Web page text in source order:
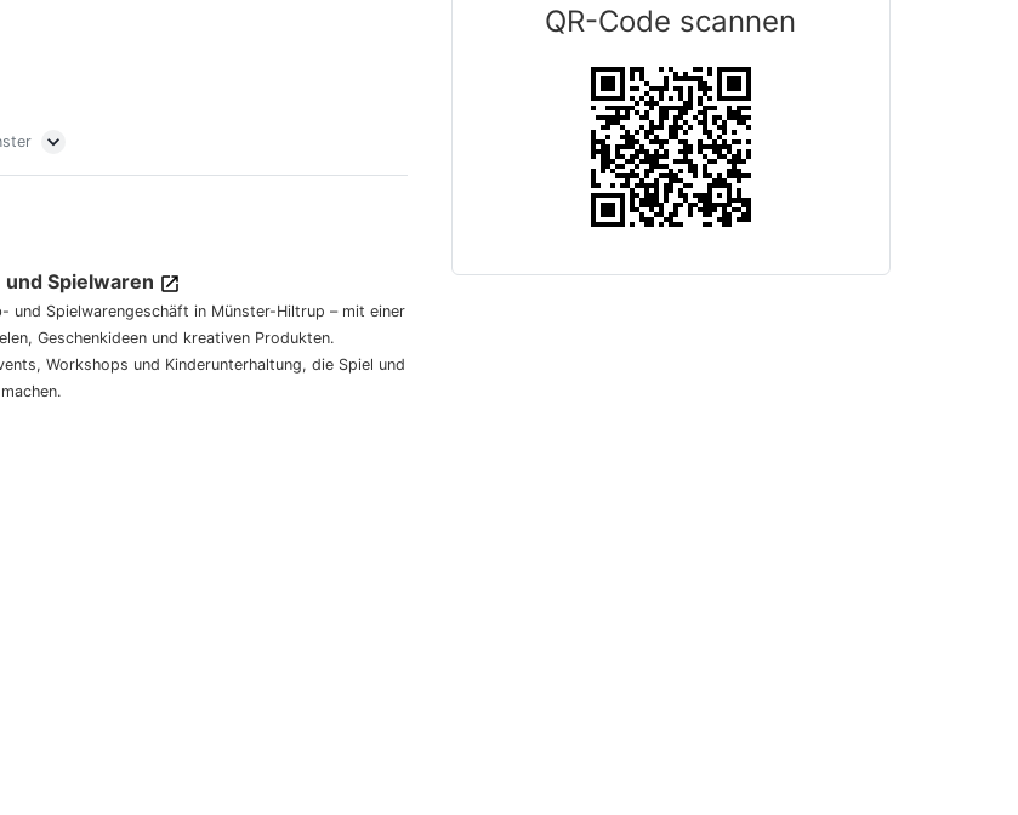
und Spielwaren
und Spielwarengeschäft in Münster-Hiltrup – mit einer
Geschenkideen und kreativen Produkten.
Workshops und Kinderunterhaltung, die Spiel und
QR-Code scannen